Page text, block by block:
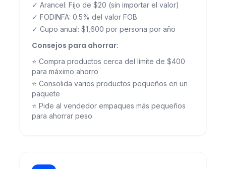
✓ Arancel: Fijo de $20 (sin importar el valor)
✓ FODINFA: 0.5% del valor FOB
✓ Cupo anual: $1,600 por persona por año
Consejos para ahorrar:
⭐ Compra productos cerca del límite de $400
para máximo ahorro
⭐ Consolida varios productos pequeños en un
paquete
⭐ Pide al vendedor empaques más pequeños
para ahorrar peso